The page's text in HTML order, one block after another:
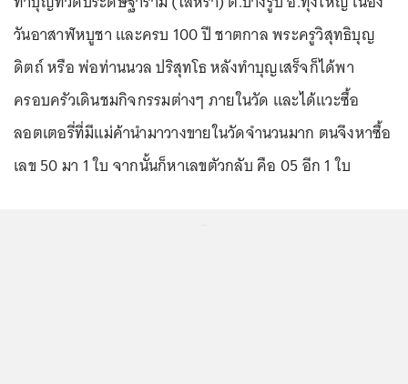
วันอาสาฬหบูชา และครบ 100 ปี ชาตกาล พระครูวิสุทธิบุญ
ดิตถ์ หรือ พ่อท่านนวล ปริสุทโธ หลังทำบุญเสร็จก็ได้พา
ครอบครัวเดินชมกิจกรรมต่างๆ ภายในวัด และได้แวะซื้อ
ลอตเตอรี่ที่มีแม่ค้านำมาวางขายในวัดจำนวนมาก ตนจึงหาซื้อ
เลข 50 มา 1 ใบ จากนั้นก็หาเลขตัวกลับ คือ 05 อีก 1 ใบ